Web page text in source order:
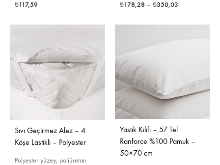
₺117,59 ₺178,28 – ₺350,03
Sıvı Geçirmez Alez – 4
Köşe Lastikli – Polyester
Polyester yüzey, poliüretan
Yastık Kılıfı – 57 Tel
Ranforce %100 Pamuk –
50×70 cm